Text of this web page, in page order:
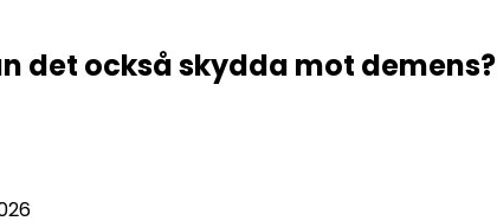
det också skydda mot demens?